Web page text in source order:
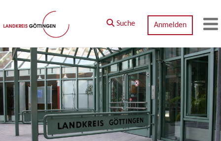
Zum Hauptinhalt springen
Suche Anmelden